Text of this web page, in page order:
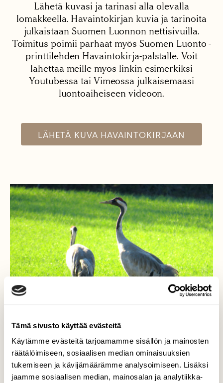
Tämä sivusto käyttää evästeitä
Käytämme evästeitä tarjoamamme sisällön ja mainosten
räätälöimiseen, sosiaalisen median ominaisuuksien
tukemiseen ja kävijämäärämme analysoimiseen. Lisäksi
jaamme sosiaalisen median, mainosalan ja analytiikka-
Lähetä kuvasi ja tarinasi alla olevalla
lomakkeella. Havaintokirjan kuvia ja tarinoita
julkaistaan Suomen Luonnon nettisivuilla.
Toimitus poimii parhaat myös Suomen Luonto -
printtilehden Havaintokirja-palstalle. Voit
lähettää meille myös linkin esimerkiksi
Youtubessa tai Vimeossa julkaisemaasi
luontoaiheiseen videoon.
LÄHETÄ KUVA HAVAINTOKIRJAAN